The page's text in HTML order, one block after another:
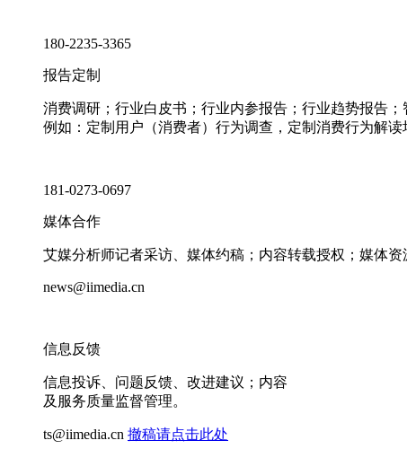
180-2235-3365
报告定制
消费调研；行业白皮书；行业内参报告；行业趋势报告
例如：定制用户（消费者）行为调查，定制消费行为解
181-0273-0697
媒体合作
艾媒分析师记者采访、媒体约稿；内容转载授权；媒体资
news@iimedia.cn
信息反馈
信息投诉、问题反馈、改进建议；内容
及服务质量监督管理。
ts@iimedia.cn 撤稿请点击此处